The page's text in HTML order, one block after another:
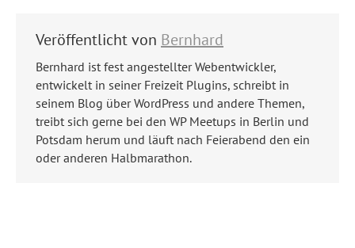
Veröffentlicht von Bernhard
Bernhard ist fest angestellter Webentwickler,
entwickelt in seiner Freizeit Plugins, schreibt in
seinem Blog über WordPress und andere Themen,
treibt sich gerne bei den WP Meetups in Berlin und
Potsdam herum und läuft nach Feierabend den ein
oder anderen Halbmarathon.